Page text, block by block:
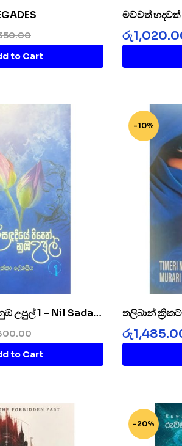
to Cart
මව්වත් හදවත්
රු
උපුල් 1 – Nil Sada
to Cart
-10%
තලිබාන්
Cricket
රු
-20%